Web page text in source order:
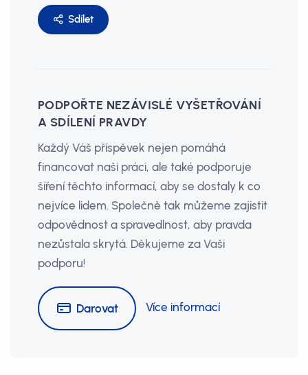
Sdílet
PODPOŘTE NEZÁVISLÉ VYŠETŘOVÁNÍ
A SDÍLENÍ PRAVDY
Každý Váš příspěvek nejen pomáhá
financovat naši práci, ale také podporuje
šíření těchto informací, aby se dostaly k co
nejvíce lidem. Společně tak můžeme zajistit
odpovědnost a spravedlnost, aby pravda
nezůstala skrytá. Děkujeme za Vaši
podporu!
Darovat Více informací